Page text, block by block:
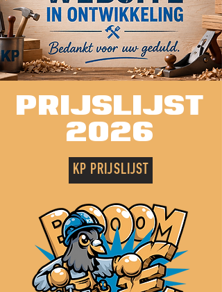
prijslijst
2026
KP PRIJSLIJST